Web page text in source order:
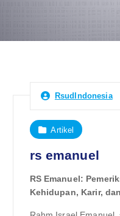
RsudIndonesia
Artikel
rs emanuel
RS Emanuel:
Kehidupan, Karir,